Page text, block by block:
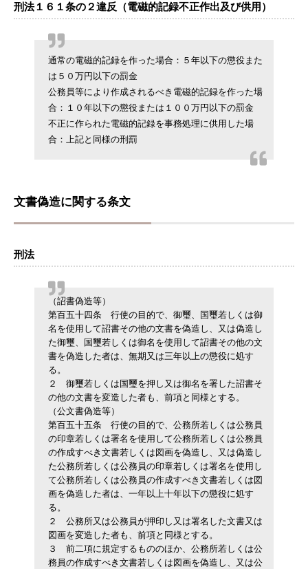
刑法１６１条の２違反（電磁的記録不正作出及び供用）
通常の電磁的記録を作った場合：５年以下の懲役また
は５０万円以下の罰金
公務員等により作成されるべき電磁的記録を作った場
合：１０年以下の懲役または１００万円以下の罰金
不正に作られた電磁的記録を事務処理に供用した場
合：上記と同様の刑罰
文書偽造に関する条文
刑法
（詔書偽造等）
第百五十四条 行使の目的で、御璽、国璽若しくは御
名を使用して詔書その他の文書を偽造し、又は偽造し
た御璽、国璽若しくは御名を使用して詔書その他の文
書を偽造した者は、無期又は三年以上の懲役に処す
る。
２
御璽若しくは国璽を押し又は御名を署した詔書そ
の他の文書を変造した者も、前項と同様とする。
（公文書偽造等）
第百五十五条 行使の目的で、公務所若しくは公務員
の印章若しくは署名を使用して公務所若しくは公務員
の作成すべき文書若しくは図画を偽造し、又は偽造し
た公務所若しくは公務員の印章若しくは署名を使用し
て公務所若しくは公務員の作成すべき文書若しくは図
画を偽造した者は、一年以上十年以下の懲役に処す
る。
２
公務所又は公務員が押印し又は署名した文書又は
図画を変造した者も、前項と同様とする。
３
前二項に規定するもののほか、公務所若しくは公
務員の作成すべき文書若しくは図画を偽造し、又は公